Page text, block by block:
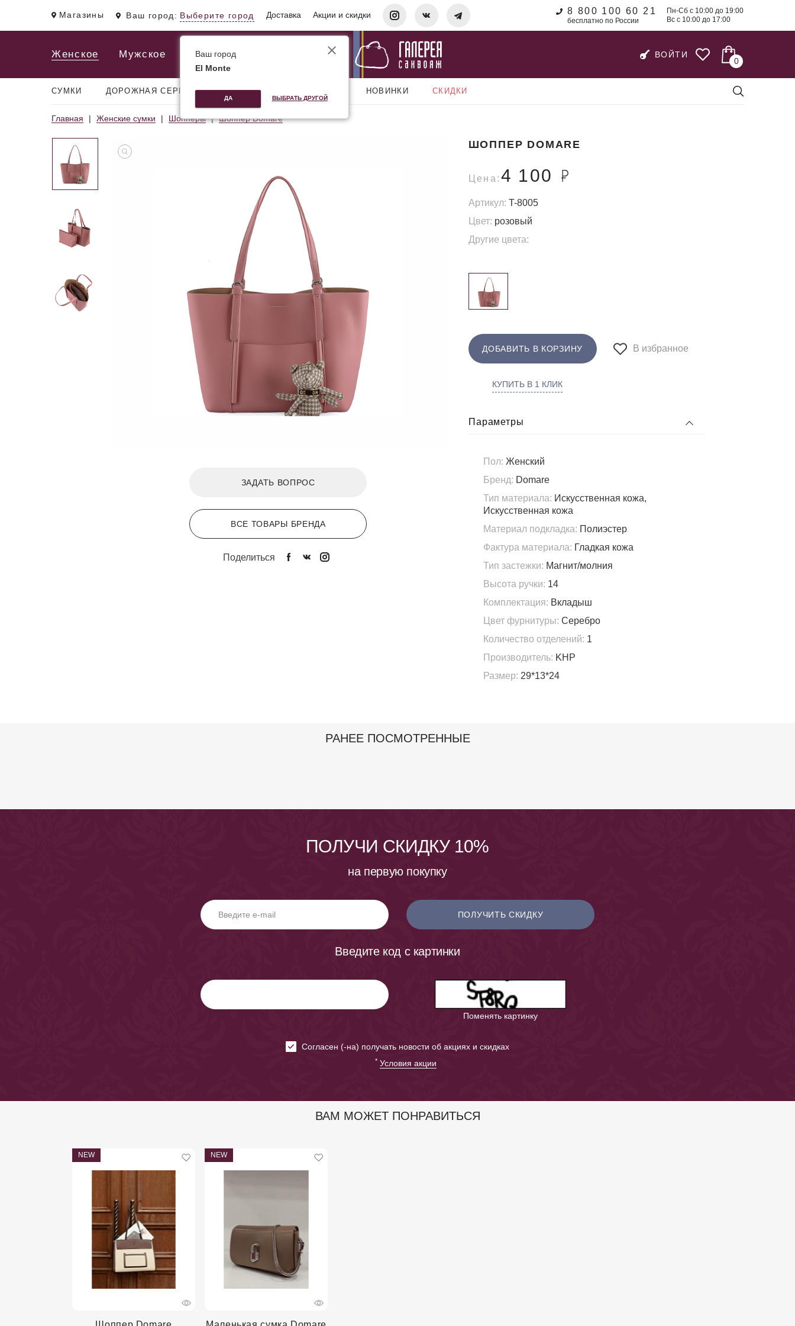
Магазины Ваш город: Выберите город Доставка Акции и скидки 8 800 100 60 21
бесплатно по России
Пн-Сб с 10:00 до 19:00
Вс с 10:00 до 17:00
Женское Мужское ВОЙТИ
0
СУМКИ ДОРОЖНАЯ СЕРИЯ РЮКЗАКИ НОВИНКИ СКИДКИ
Главная Женские сумки Шопперы Шоппер Domare
ЗАДАТЬ ВОПРОС
ВСЕ ТОВАРЫ БРЕНДА
Поделиться
ШОППЕР DOMARE
Цена: 4 100
Артикул: T-8005
Цвет: розовый
Другие цвета:
ДОБАВИТЬ В КОРЗИНУ В избранное
КУПИТЬ В 1 КЛИК
Параметры
Пол: Женский
Бренд: Domare
Тип материала: Искусственная кожа,
Искусственная кожа
Материал подкладка: Полиэстер
Фактура материала: Гладкая кожа
Тип застежки: Магнит/молния
Высота ручки: 14
Комплектация: Вкладыш
Цвет фурнитуры: Серебро
Количество отделений: 1
Производитель: KHP
Размер: 29*13*24
РАНЕЕ ПОСМОТРЕННЫЕ
ПОЛУЧИ СКИДКУ 10%
на первую покупку
ПОЛУЧИТЬ СКИДКУ
Введите код с картинки
Поменять картинку
Cогласен (-на) получать новости об акциях и скидках
* Условия акции
ВАМ МОЖЕТ ПОНРАВИТЬСЯ
NEW NEW
Ваш город
El Monte
ДА ВЫБРАТЬ ДРУГОЙ